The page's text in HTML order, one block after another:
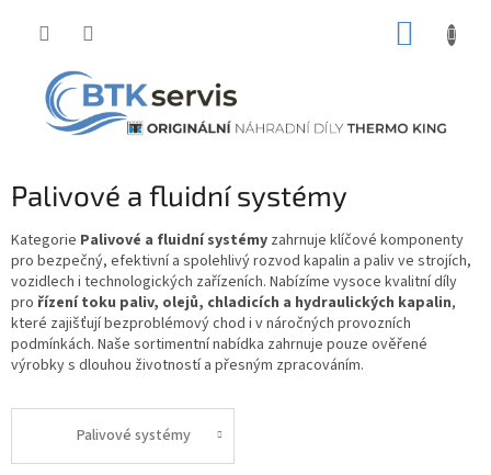
Palivové a fluidní systémy
Kategorie Palivové a fluidnísystémy zahrnuje klíčové komponenty
pro bezpečný, efektivnía spolehlivýrozvod kapalin a palivve strojích,
vozidlech i technologických zařízeních. Nabízíme vysoce kvalitnídíly
pro řízenítoku paliv, olejů, chladicích a hydraulických kapalin,
které zajišťujíbezproblémovýchod i vnáročných provozních
podmínkách. Naše sortimentnínabídka zahrnuje pouze ověřené
výrobkys dlouhou životnostía přesným zpracováním.
Palivové systémy